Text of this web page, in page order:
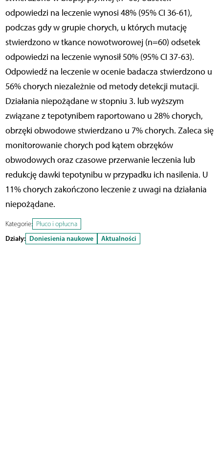
odpowiedzi na leczenie wynosi 48% (95% CI 36-61),
podczas gdy w grupie chorych, u których mutację
stwierdzono w tkance nowotworowej (n=60) odsetek
odpowiedzi na leczenie wynosił 50% (95% CI 37-63).
Odpowiedź na leczenie w ocenie badacza stwierdzono u
56% chorych niezależnie od metody detekcji mutacji.
Działania niepożądane w stopniu 3. lub wyższym
związane z tepotynibem raportowano u 28% chorych,
obrzęki obwodowe stwierdzano u 7% chorych. Zaleca się
monitorowanie chorych pod kątem obrzęków
obwodowych oraz czasowe przerwanie leczenia lub
redukcję dawki tepotynibu w przypadku ich nasilenia. U
11% chorych zakończono leczenie z uwagi na działania
niepożądane.
Kategorie: Płuco i opłucna
Działy: Doniesienia naukowe Aktualności